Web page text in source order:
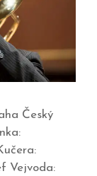
Český
Vejvoda: